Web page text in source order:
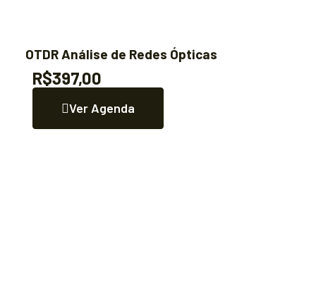
OTDR Análise de Redes Ópticas
R$397,00
Ver Agenda